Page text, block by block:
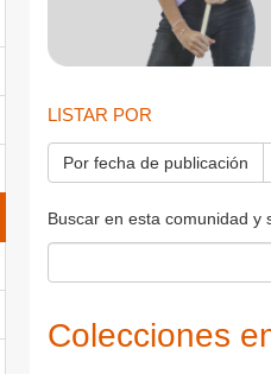
LISTAR POR
Por fecha de publicación
Buscar en esta comunidad y
Colecciones